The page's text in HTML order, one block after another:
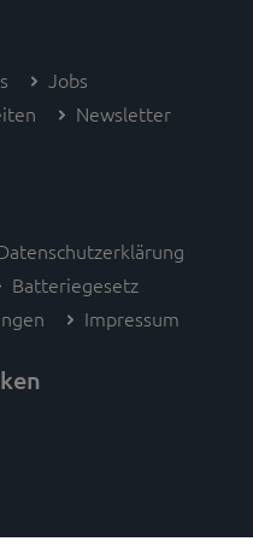
Jobs
Newsletter
Batteriegesetz
Impressum